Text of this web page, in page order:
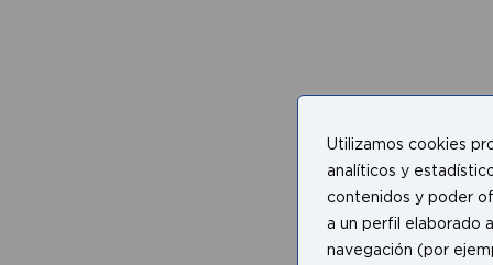
Utilizamos cookies
analíticos y
contenidos y poder
a un perfil elaborado
navegación (por